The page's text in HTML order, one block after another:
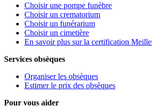
Choisir une pompe funèbre
Choisir un crematorium
Choisir un funérarium
Choisir un cimetière
En savoir plus sur la certification
Services obsèques
Organiser les obsèques
Estimer le prix des obsèques
Pour vous aider